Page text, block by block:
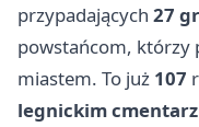
przypadających 27
powstańcom, którzy
miastem. To już 107
legnickim